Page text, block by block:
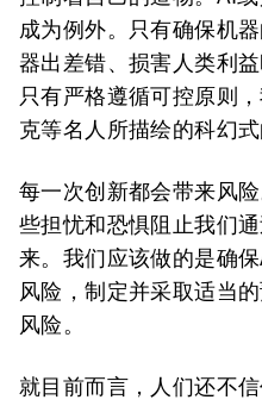
成为例外。只有确保机
器出差错、损害人类利
只有严格遵循可控原则
克等名人所描绘的科幻式
每一次创新都会带来风
些担忧和恐惧阻止我们
来。我们应该做的是确
风险，制定并采取适当
风险。
就目前而言，人们还不